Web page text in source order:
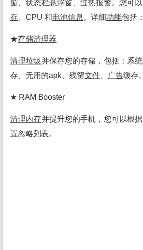
窗、状态栏悬浮窗、过热报警。您可
存 、CPU 和电池信息 。详细功能包括：
★存储清理器
清理垃圾并保存您的存储，包括：系统
存、无用的apk、残留文件 广告缓存。
★ RAM Booster
清理内存并提升您的手机，您可以根
置忽略列表。